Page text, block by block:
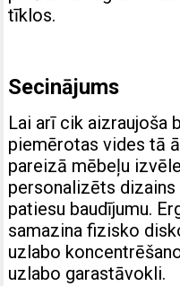
tīklos.
Secinājums
Lai arī cik aizraujoša
piemērotas vides tā
pareizā mēbeļu
personalizēts dizains
patiesu baudījumu.
samazina fizisko
uzlabo
uzlabo garastāvokli.